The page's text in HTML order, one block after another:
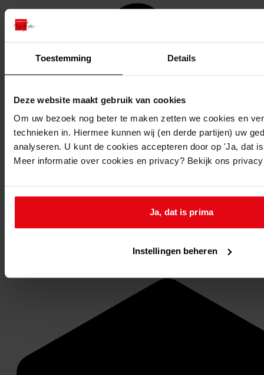
Toestemming Details
Deze website maakt gebruik van cookies
Om uw bezoek nog beter te maken zetten we cookies en
technieken in. Hiermee kunnen wij (en derde partijen) uw
analyseren. U kunt de cookies accepteren door op 'Ja, dat
Meer informatie over cookies en privacy? Bekijk ons
Ja, dat is prima
Instellingen beheren